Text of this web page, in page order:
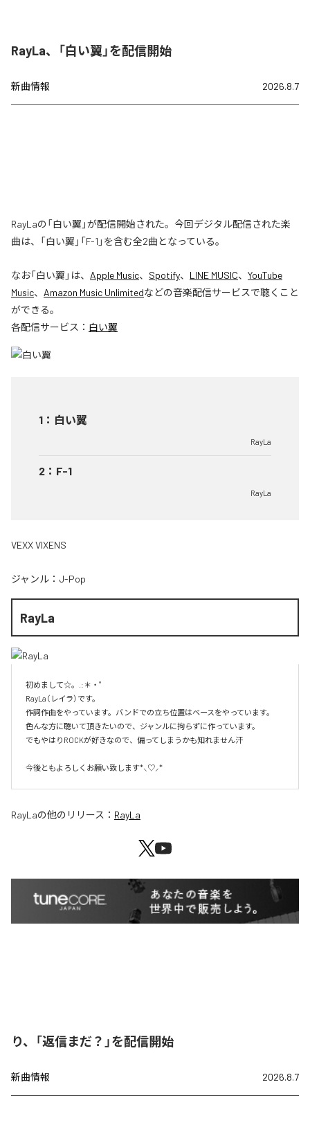
RayLa、「白い翼」を配信開始
新曲情報 2026.8.7
RayLaの「白い翼」が配信開始された。今回デジタル配信された楽
曲は、「白い翼」「F-1」を含む全2曲となっている。
なお「白い翼 」は、 Apple Music、 Spotify、 LINE MUSIC、 YouTube
Music、 Amazon Music Unlimitedなどの音楽配信サービスで聴くこと
ができる。
各配信サービス： 白い翼
1 ： 白い翼
RayLa
2 ： F-1
RayLa
VEXX VIXENS
ジャンル： J-Pop
RayLa
初めまして☆。.:＊・゜
RayLa（レイラ）です。
作詞作曲をやっています。バンドでの立ち位置はベースをやっています。
色んな方に聴いて頂きたいので、ジャンルに拘らずに作っています。
でもやはりROCKが好きなので、偏ってしまうかも知れません汗
今後ともよろしくお願い致します*⸜♡⸝*
RayLaの他のリリース： RayLa
り、「返信まだ？」を配信開始
新曲情報 2026.8.7